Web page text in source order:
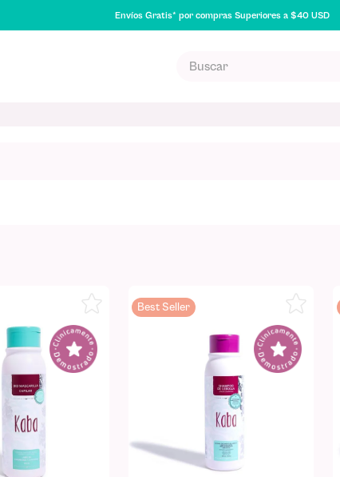
Envíos Gratis* por compras Superiores a $40 USD
Best Seller